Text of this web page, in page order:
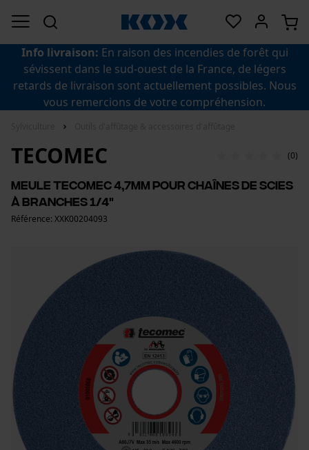
Info livraison: En raison des incendies de forêt qui
sévissent dans le sud-ouest de la France, de légers
retards de livraison sont actuellement possibles. Nous
vous remercions de votre compréhension.
TECOMEC (0)
Meule Tecomec 4,7mm pour chaînes de scies
à branches 1/4"
Référence: XXK00204093